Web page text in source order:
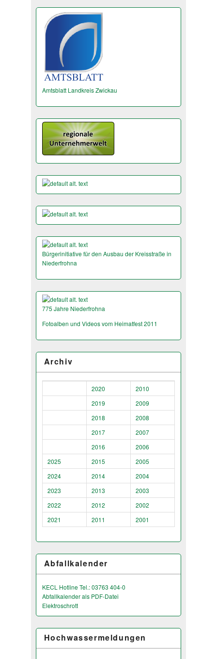
Amtsblatt Landkreis Zwickau
Bürgerinitiative für den Ausbau der Kreisstraße in
Niederfrohna
775 Jahre Niederfrohna
Fotoalben und Videos vom Heimatfest 2011
Archiv
2020
2010
2019
2009
2018
2008
2017
2007
2016
2006
2025
2015
2005
2024
2014
2004
2023
2013
2003
2022
2012
2002
2021
2011 2001
Abfallkalender
KECL Hotline Tel.: 03763 404-0
Abfallkalender als PDF-Datei
Elektroschrott
Hochwassermeldungen